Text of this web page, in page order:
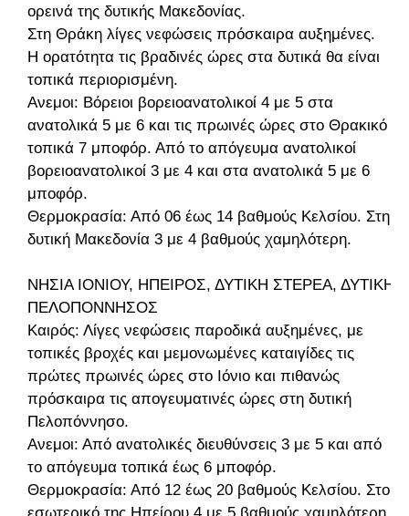
ορεινά της δυτικής Μακεδονίας.
Στη Θράκη λίγες νεφώσεις πρόσκαιρα αυξημένες.
Η ορατότητα τις βραδινές ώρες στα δυτικά θα είναι
τοπικά περιορισμένη.
Ανεμοι: Βόρειοι βορειοανατολικοί 4 με 5 στα
ανατολικά 5 με 6 και τις πρωινές ώρες στο Θρακικό
τοπικά 7 μποφόρ. Από το απόγευμα ανατολικοί
βορειοανατολικοί 3 με 4 και στα ανατολικά 5 με 6
μποφόρ.
Θερμοκρασία: Από 06 έως 14 βαθμούς Κελσίου. Στη
δυτική Μακεδονία 3 με 4 βαθμούς χαμηλότερη.
ΝΗΣΙΑ ΙΟΝΙΟΥ, ΗΠΕΙΡΟΣ, ΔΥΤΙΚΗ ΣΤΕΡΕΑ, ΔΥΤΙΚΗ
ΠΕΛΟΠΟΝΝΗΣΟΣ
Καιρός: Λίγες νεφώσεις παροδικά αυξημένες, με
τοπικές βροχές και μεμονωμένες καταιγίδες τις
πρώτες πρωινές ώρες στο Ιόνιο και πιθανώς
πρόσκαιρα τις απογευματινές ώρες στη δυτική
Πελοπόννησο.
Ανεμοι: Από ανατολικές διευθύνσεις 3 με 5 και από
το απόγευμα τοπικά έως 6 μποφόρ.
Θερμοκρασία: Από 12 έως 20 βαθμούς Κελσίου. Στο